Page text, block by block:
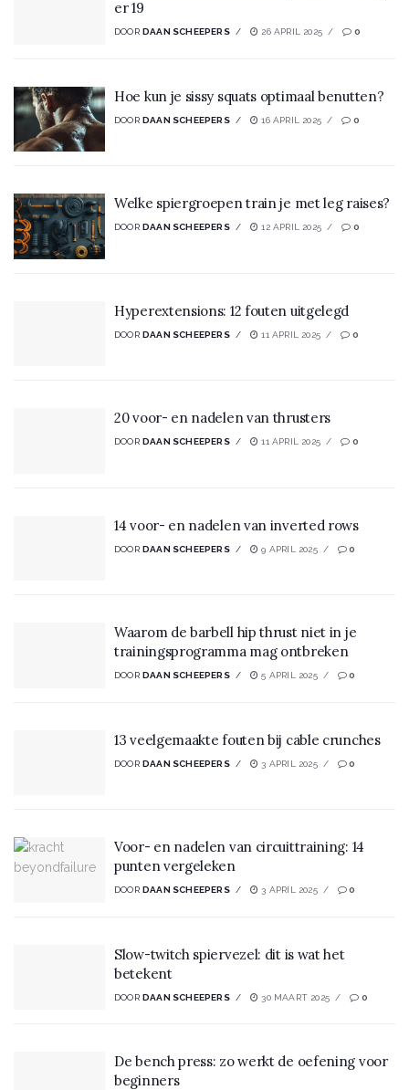
er 19
DOOR DAAN SCHEEPERS 26 APRIL 2025 0
Hoe kun je sissy squats optimaal benutten?
DOOR DAAN SCHEEPERS 16 APRIL 2025 0
Welke spiergroepen train je met leg raises?
DOOR DAAN SCHEEPERS 12 APRIL 2025 0
Hyperextensions: 12 fouten uitgelegd
DOOR DAAN SCHEEPERS 11 APRIL 2025 0
20 voor- en nadelen van thrusters
DOOR DAAN SCHEEPERS 11 APRIL 2025 0
14 voor- en nadelen van inverted rows
DOOR DAAN SCHEEPERS 9 APRIL 2025 0
Waarom de barbell hip thrust niet in je
trainingsprogramma mag ontbreken
DOOR DAAN SCHEEPERS 5 APRIL 2025 0
13 veelgemaakte fouten bij cable crunches
DOOR DAAN SCHEEPERS 3 APRIL 2025 0
Voor- en nadelen van circuittraining: 14
punten vergeleken
DOOR DAAN SCHEEPERS 3 APRIL 2025 0
Slow-twitch spiervezel: dit is wat het
betekent
DOOR DAAN SCHEEPERS 30 MAART 2025 0
De bench press: zo werkt de oefening voor
beginners